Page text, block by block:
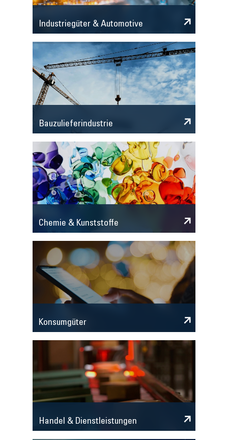
Industriegüter & Automotive
Bauzulieferindustrie
Chemie & Kunststoffe
Konsumgüter
Handel & Dienstleistungen